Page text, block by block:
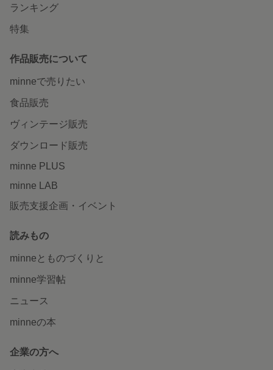
ランキング
特集
作品販売について
minneで売りたい
食品販売
ヴィンテージ販売
ダウンロード販売
minne PLUS
minne LAB
販売支援企画・イベント
読みもの
minneとものづくりと
minne学習帖
ニュース
minneの本
企業の方へ